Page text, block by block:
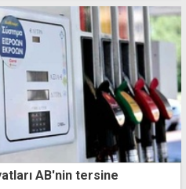
AB'nin tersine